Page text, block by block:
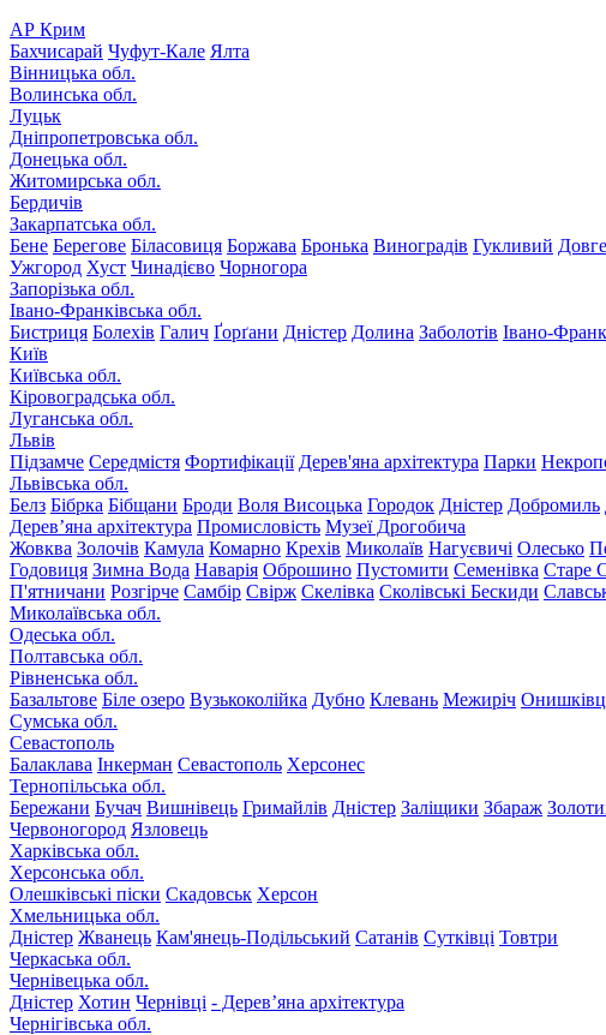
АР Крим
Бахчисарай Чуфут-Кале Ялта
Вінницька обл.
Волинська обл.
Луцьк
Дніпропетровська обл.
Донецька обл.
Житомирська обл.
Бердичів
Закарпатська обл.
Бене Берегове Біласовиця Боржава Бронька Виноградів Гукливий Довге
Ужгород Хуст Чинадієво Чорногора
Запорізька обл.
Івано-Франківська обл.
Бистриця Болехів Галич Ґорґани Дністер Долина Заболотів Івано-
Київ
Київська обл.
Кіровоградська обл.
Луганська обл.
Львів
Підзамче Середмістя Фортифікації Дерев'яна архітектура Парки
Львівська обл.
Белз Бібрка Бібщани Броди Воля Висоцька Городок Дністер Добромиль
Дерев’яна архітектура Промисловість Музеї Дрогобича
Жовква Золочів Камула Комарно Крехів Миколаїв Нагуєвичі Олесько
Годовиця Зимна Вода Наварія Оброшино Пустомити Семенівка Старе
П'ятничани Розгірче Самбір Свірж Скелівка Сколівські Бескиди
Миколаївська обл.
Одеська обл.
Полтавська обл.
Рівненська обл.
Базальтове Біле озеро Вузькоколійка Дубно Клевань Межиріч
Сумська обл.
Севастополь
Балаклава Інкерман Севастополь Херсонес
Тернопільська обл.
Бережани Бучач Вишнівець Гримайлів Дністер Заліщики Збараж
Червоногород Язловець
Харківська обл.
Херсонська обл.
Олешківські піски Скадовськ Херсон
Хмельницька обл.
Дністер Жванець Кам'янець-Подільський Сатанів Сутківці Товтри
Черкаська обл.
Чернівецька обл.
Дністер Хотин Чернівці - Дерев’яна архітектура
Чернігівська обл.